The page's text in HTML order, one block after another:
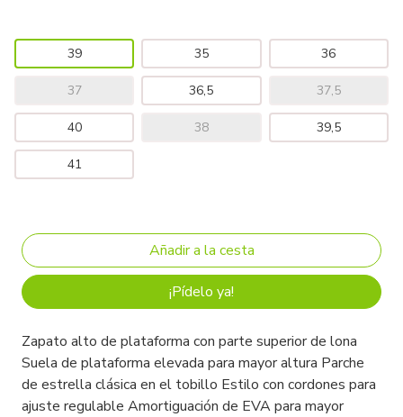
39 35 36
37 36,5 37,5
40 38 39,5
41
¡Pídelo ya!
Zapato alto de plataforma con parte superior de lona
Suela de plataforma elevada para mayor altura Parche
de estrella clásica en el tobillo Estilo con cordones para
ajuste regulable Amortiguación de EVA para mayor